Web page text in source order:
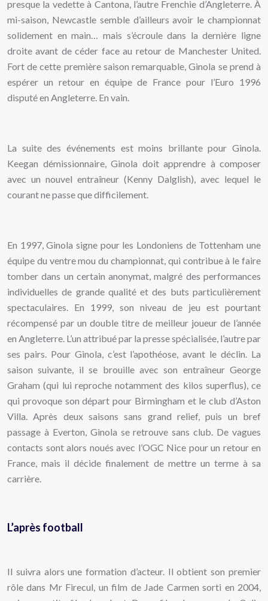
presque la vedette à Cantona, l’autre Frenchie d’Angleterre. À
mi-saison, Newcastle semble d’ailleurs avoir le championnat
solidement en main… mais s’écroule dans la dernière ligne
droite avant de céder face au retour de Manchester United.
Fort de cette première saison remarquable, Ginola se prend à
espérer un retour en équipe de France pour l’Euro 1996
disputé en Angleterre. En vain.
La suite des événements est moins brillante pour Ginola.
Keegan démissionnaire, Ginola doit apprendre à composer
avec un nouvel entraîneur (Kenny Dalglish), avec lequel le
courant ne passe que difficilement.
En 1997, Ginola signe pour les Londoniens de Tottenham une
équipe du ventre mou du championnat, qui contribue à le faire
tomber dans un certain anonymat, malgré des performances
individuelles de grande qualité et des buts particulièrement
spectaculaires. En 1999, son niveau de jeu est pourtant
récompensé par un double titre de meilleur joueur de l’année
en Angleterre. L’un attribué par la presse spécialisée, l’autre par
ses pairs. Pour Ginola, c’est l’apothéose, avant le déclin. La
saison suivante, il se brouille avec son entraîneur George
Graham (qui lui reproche notamment des kilos superflus), ce
qui provoque son départ pour Birmingham et le club d’Aston
Villa. Après deux saisons sans grand relief, puis un bref
passage à Everton, Ginola se retrouve sans club. De vagues
contacts sont alors noués avec l’OGC Nice pour un retour en
France, mais il décide finalement de mettre un terme à sa
carrière.
L’après football
Il suivra alors une formation d’acteur. Il obtient son premier
rôle dans Mr Firecul, un film de Jade Carmen sorti en 2004,